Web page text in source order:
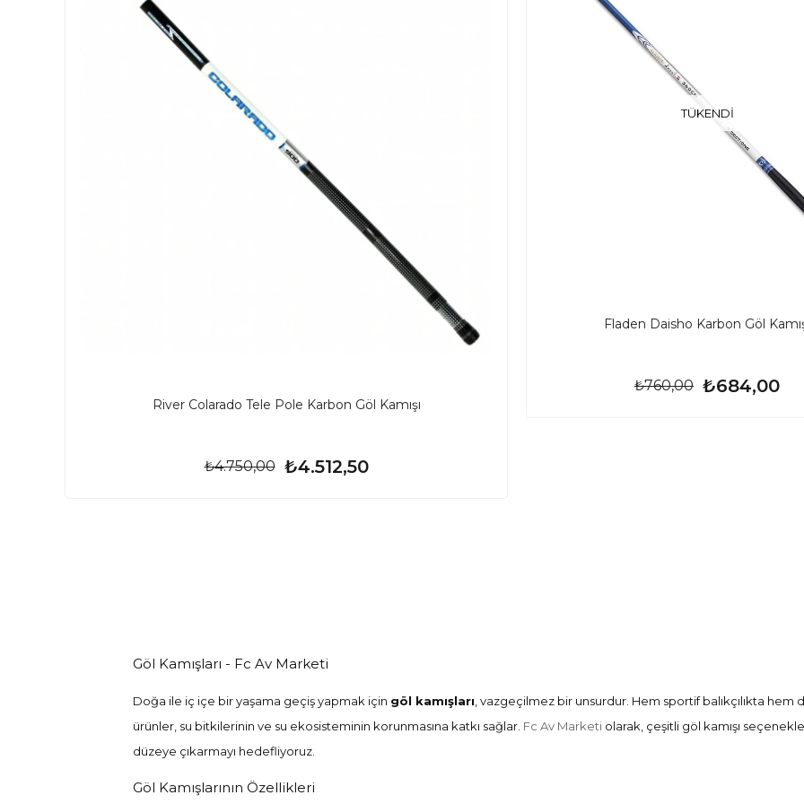
River Colarado Tele Pole Karbon Göl Kamışı
₺4.512,50
₺4.750,00
TÜKENDI
Fladen Daisho Karbon Göl
₺684,00
₺760,00
Göl Kamışları - Fc Av Marketi
Doğa ile iç içe bir yaşama geçiş yapmak için göl kamışları , vazgeçilmez bir unsurdur. Hem sportif balıkçılıkta hem
ürünler, su bitkilerinin ve su ekosisteminin korunmasına katkı sağlar. Fc Av Marketi olarak, çeşitli göl kamışı
düzeye çıkarmayı hedefliyoruz.
Göl Kamışlarının Özellikleri